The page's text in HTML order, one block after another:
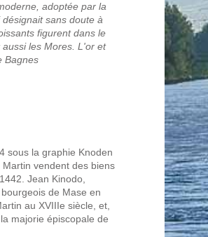
adoptée par la
sans doute à
figurent dans le
les Mores. L'or et
Bagnes
sous la graphie Knoden
vendent des biens
Jean Kinodo,
de Mase en
au XVIIIe siècle, et,
majorie épiscopale de